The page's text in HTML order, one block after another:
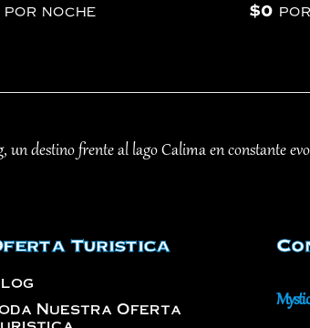
por noche $0
un destino frente al lago Calima en constante
Turistica
Nuestra Oferta